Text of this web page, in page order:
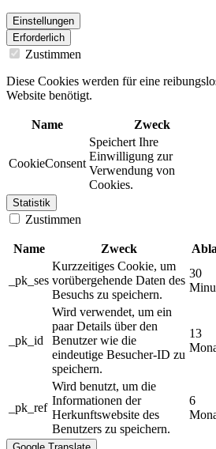
Einstellungen
Erforderlich
Zustimmen
Diese Cookies werden für eine
Website benötigt.
Name Zweck
CookieConsent
Speichert Ihre
Einwilligung zur
Verwendung von
Cookies.
Statistik
Zustimmen
Name Zweck
_pk_ses
Kurzzeitiges Cookie, um
vorübergehende Daten des
Besuchs zu speichern.
30
_pk_id
Wird verwendet, um ein
paar Details über den
Benutzer wie die
eindeutige Besucher-ID zu
speichern.
13
_pk_ref
Wird benutzt, um die
Informationen der
Herkunftswebsite des
Benutzers zu speichern.
6
Google Translate